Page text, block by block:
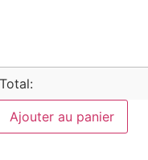
Total:
Ajouter au panier